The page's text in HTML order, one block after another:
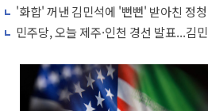
'화합' 꺼낸 김민석에 '뻔뻔' 받아친 정
민주당, 오늘 제주·인천 경선 발표...김